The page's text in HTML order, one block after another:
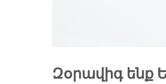
Զօրավիգ ենք